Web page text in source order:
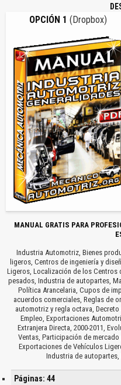
OPCIÓN 1 (Dropbox)
MANUAL GRATIS PARA
Industria Automotriz, Bienes
ligeros, Centros de ingeniería y
Ligeros, Localización de los Centros
pesados, Industria de autopartes,
Política Arancelaria, Cupos de
acuerdos comerciales, Reglas de
automotriz y regla octava,
Empleo, Exportaciones
Extranjera Directa, 2000-2011,
Ventas, Participación de
Exportaciones de Vehículos
Industria de autopartes,
Páginas: 44